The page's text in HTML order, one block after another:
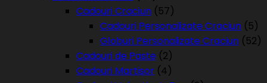
Cadouri Craciun (57)
Cadouri Personalizate Craciun (5)
Globuri Personalizate Craciun (52)
Cadouri de Paste (2)
Cadouri Martisor (4)